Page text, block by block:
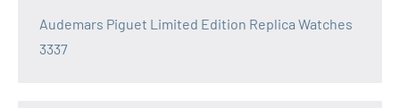
Audemars Piguet Limited Edition Replica Watches
3337